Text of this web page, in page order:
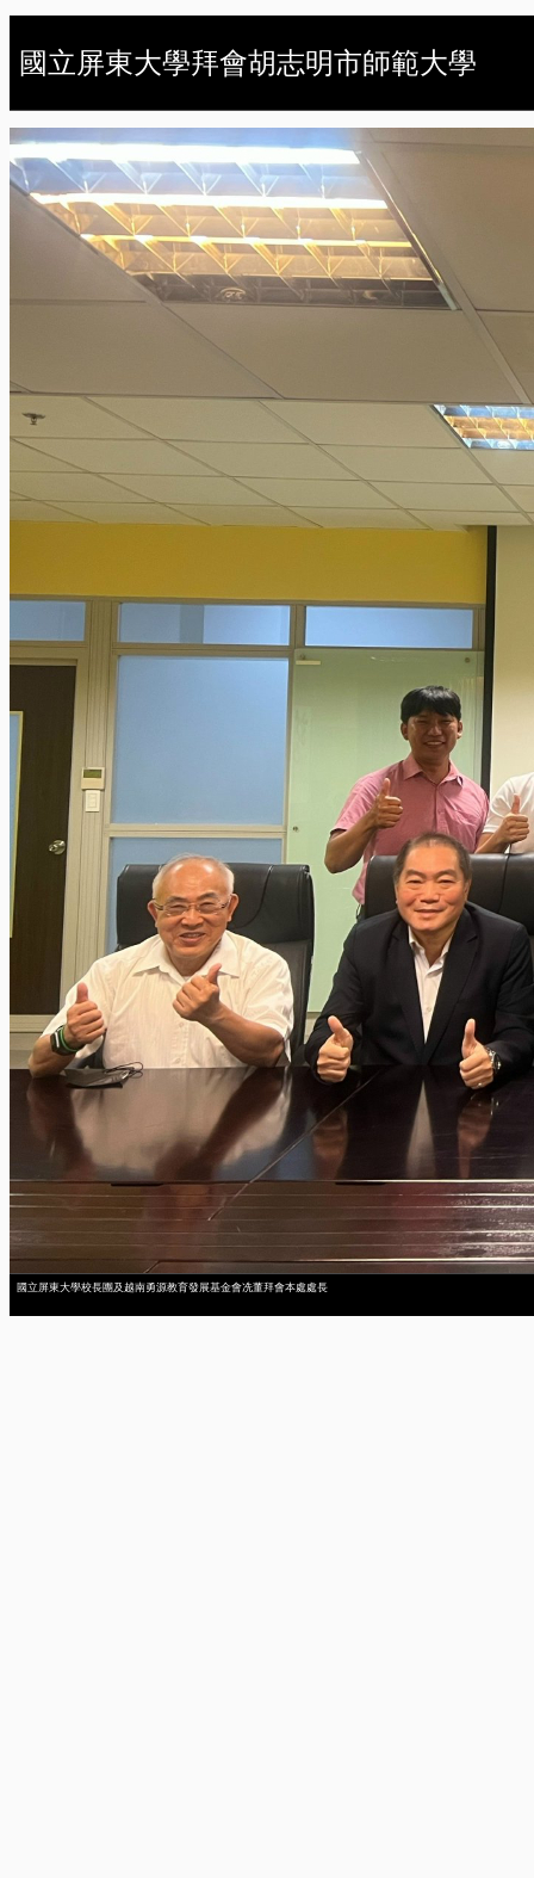
國立屏東大學拜會胡志明市師範大學
國立屏東大學校長團及越南勇源教育發展基金會冼董拜會本處處長